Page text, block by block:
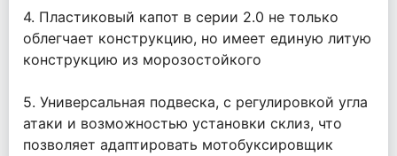
4. Пластиковый капот в серии 2.0 не только
облегчает конструкцию, но имеет единую литую
конструкцию из морозостойкого
5. Универсальная подвеска, с регулировкой угла
атаки и возможностью установки склиз, что
позволяет адаптировать мотобуксировщик